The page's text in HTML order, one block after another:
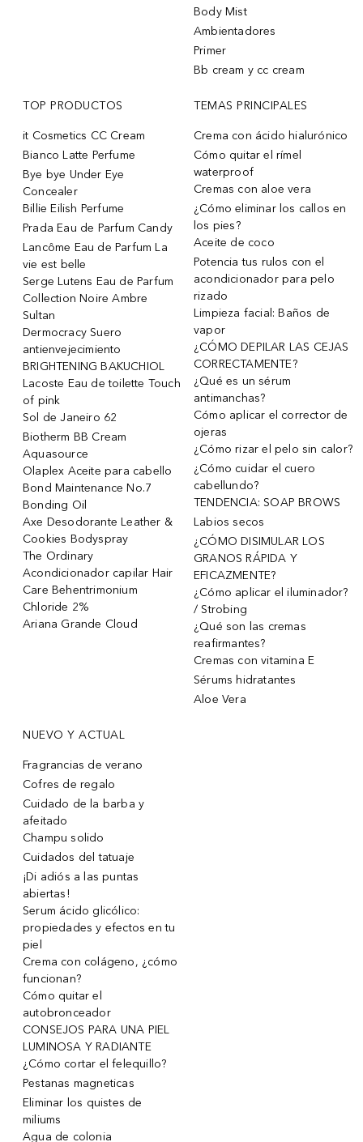
Body Mist
Ambientadores
Primer
Bb cream y cc cream
TOP PRODUCTOS
it Cosmetics CC Cream
Bianco Latte Perfume
Bye bye Under Eye
Concealer
Billie Eilish Perfume
Prada Eau de Parfum Candy
Lancôme Eau de Parfum La
vie est belle
Serge Lutens Eau de Parfum
Collection Noire Ambre
Sultan
Dermocracy Suero
antienvejecimiento
BRIGHTENING BAKUCHIOL
Lacoste Eau de toilette Touch
of pink
Sol de Janeiro 62
Biotherm BB Cream
Aquasource
Olaplex Aceite para cabello
Bond Maintenance No.7
Bonding Oil
Axe Desodorante Leather &
Cookies Bodyspray
The Ordinary
Acondicionador capilar Hair
Care Behentrimonium
Chloride 2%
Ariana Grande Cloud
TEMAS PRINCIPALES
Crema con ácido hialurónico
Cómo quitar el rímel
waterproof
Cremas con aloe vera
¿Cómo eliminar los callos en
los pies?
Aceite de coco
Potencia tus rulos con el
acondicionador para pelo
rizado
Limpieza facial: Baños de
vapor
¿CÓMO DEPILAR LAS CEJAS
CORRECTAMENTE?
¿Qué es un sérum
antimanchas?
Cómo aplicar el corrector de
ojeras
¿Cómo rizar el pelo sin calor?
¿Cómo cuidar el cuero
cabellundo?
TENDENCIA: SOAP BROWS
Labios secos
¿CÓMO DISIMULAR LOS
GRANOS RÁPIDA Y
EFICAZMENTE?
¿Cómo aplicar el iluminador?
/ Strobing
¿Qué son las cremas
reafirmantes?
Cremas con vitamina E
Sérums hidratantes
Aloe Vera
NUEVO Y ACTUAL
Fragrancias de verano
Cofres de regalo
Cuidado de la barba y
afeitado
Champu solido
Cuidados del tatuaje
¡Di adiós a las puntas
abiertas!
Serum ácido glicólico:
propiedades y efectos en tu
piel
Crema con colágeno, ¿cómo
funcionan?
Cómo quitar el
autobronceador
CONSEJOS PARA UNA PIEL
LUMINOSA Y RADIANTE
¿Cómo cortar el felequillo?
Pestanas magneticas
Eliminar los quistes de
miliums
Agua de colonia